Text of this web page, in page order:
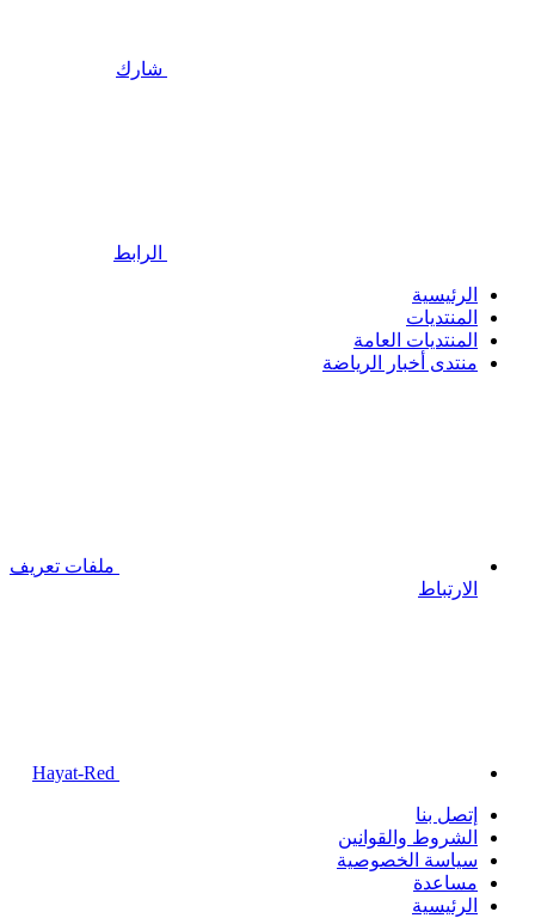
شارك
الرابط
الرئيسية
المنتديات
المنتديات العامة
منتدى أخبار الرياضة
ملفات تعريف
الارتباط
إتصل بنا
الشروط والقوانين
سياسة الخصوصية
مساعدة
الرئيسية